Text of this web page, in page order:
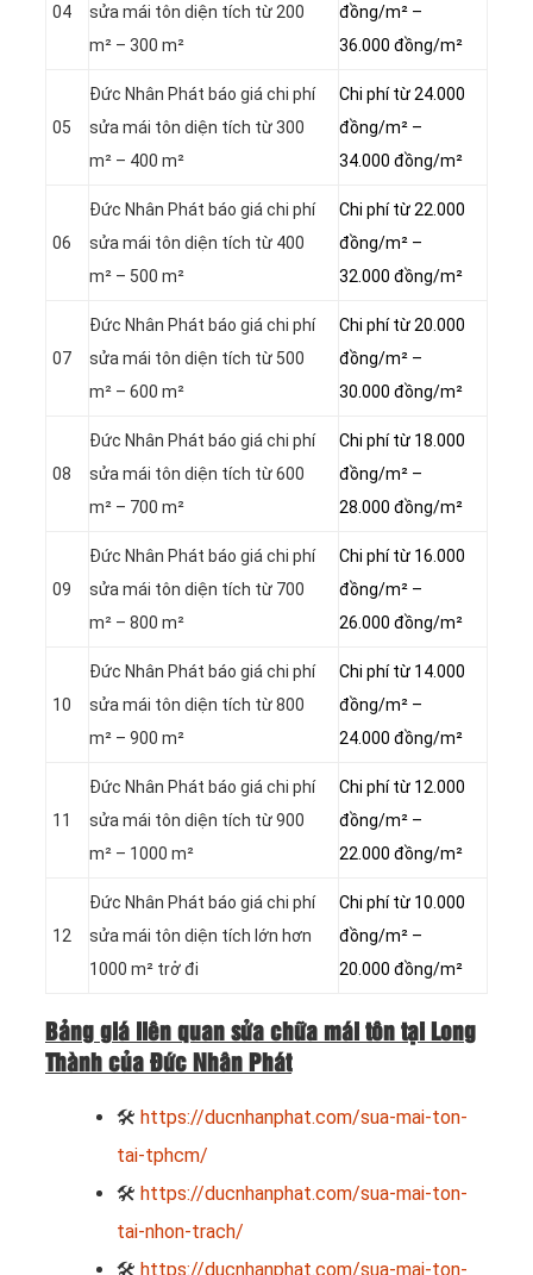
04
sửa mái tôn diện tích từ 200
m² – 300 m²
đồng/m² –
36.000 đồng/m²
05
Đức Nhân Phát báo giá chi phí
sửa mái tôn diện tích từ 300
m² – 400 m²
Chi phí từ 24.000
đồng/m² –
34.000 đồng/m²
06
Đức Nhân Phát báo giá chi phí
sửa mái tôn diện tích từ 400
m² – 500 m²
Chi phí từ 22.000
đồng/m² –
32.000 đồng/m²
07
Đức Nhân Phát báo giá chi phí
sửa mái tôn diện tích từ 500
m² – 600 m²
Chi phí từ 20.000
đồng/m² –
30.000 đồng/m²
08
Đức Nhân Phát báo giá chi phí
sửa mái tôn diện tích từ 600
m² – 700 m²
Chi phí từ 18.000
đồng/m² –
28.000 đồng/m²
09
Đức Nhân Phát báo giá chi phí
sửa mái tôn diện tích từ 700
m² – 800 m²
Chi phí từ 16.000
đồng/m² –
26.000 đồng/m²
10
Đức Nhân Phát báo giá chi phí
sửa mái tôn diện tích từ 800
m² – 900 m²
Chi phí từ 14.000
đồng/m² –
24.000 đồng/m²
11
Đức Nhân Phát báo giá chi phí
sửa mái tôn diện tích từ 900
m² – 1000 m²
Chi phí từ 12.000
đồng/m² –
22.000 đồng/m²
12
Đức Nhân Phát báo giá chi phí
sửa mái tôn diện tích lớn hơn
1000 m² trở đi
Chi phí từ 10.000
đồng/m² –
20.000 đồng/m²
Bảng giá liên quan sửa chữa mái tôn tại Long
Thành của Đức Nhân Phát
🛠 https://ducnhanphat.com/sua-mai-ton-
tai-tphcm/
🛠 https://ducnhanphat.com/sua-mai-ton-
tai-nhon-trach/
🛠 https://ducnhanphat.com/sua-mai-ton-